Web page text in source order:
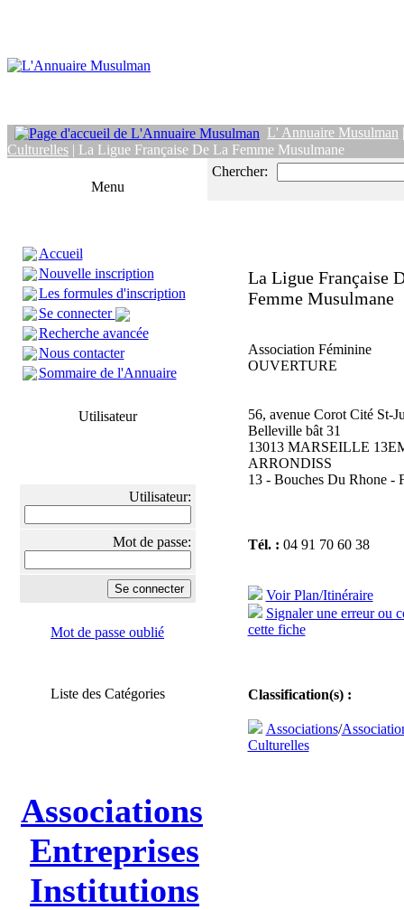
L' Annuaire Musulman
Culturelles | La Ligue Française De La Femme Musulmane
Menu
Accueil
Nouvelle inscription
Les formules d'inscription
Se connecter
Recherche avancée
Nous contacter
Sommaire de l'Annuaire
Utilisateur
Utilisateur:
Mot de passe:
Mot de passe oublié
Liste des Catégories
Associations
Entreprises
Institutions
Chercher:
La Ligue Française
Femme Musulmane
Association Féminine
OUVERTURE
56, avenue Corot Cité St-
Belleville bât 31
13013 MARSEILLE
ARRONDISS
13 - Bouches Du Rhone -
Tél. : 04 91 70 60 38
Voir Plan/Itinéraire
Signaler une erreur ou
cette fiche
Classification(s) :
Associations/
Culturelles